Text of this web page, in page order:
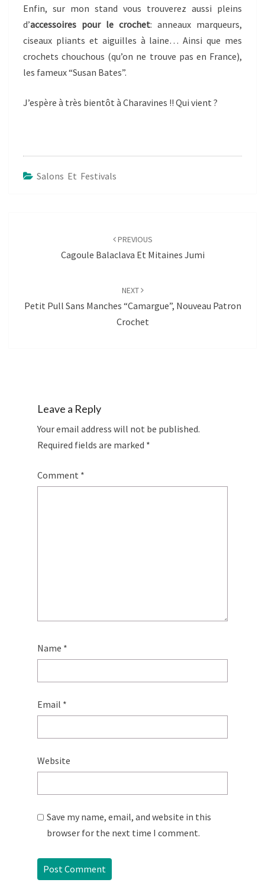
Enfin, sur mon stand vous trouverez aussi pleins
d’accessoires pour le crochet: anneaux marqueurs,
ciseaux pliants et aiguilles à laine… Ainsi que mes
crochets chouchous (qu’on ne trouve pas en France),
les fameux “Susan Bates”.
J’espère à très bientôt à Charavines !! Qui vient ?
Salons Et Festivals
PREVIOUS
Cagoule Balaclava Et Mitaines Jumi
NEXT
Petit Pull Sans Manches “Camargue”, Nouveau Patron
Crochet
Leave a Reply
Your email address will not be published.
Required fields are marked *
Comment *
Name *
Email *
Website
Save my name, email, and website in this
browser for the next time I comment.